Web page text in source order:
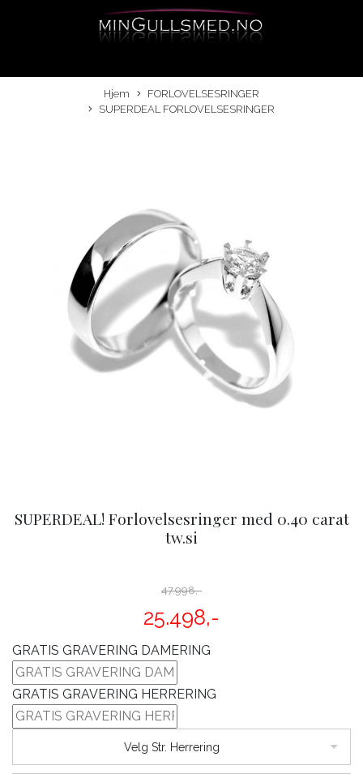
Hjem
FORLOVELSESRINGER
SUPERDEAL FORLOVELSESRINGER
SUPERDEAL! Forlovelsesringer med 0.40 carat
tw.si
47.998,-
25.498,-
GRATIS GRAVERING DAMERING
GRATIS GRAVERING HERRERING
Velg Str. Herrering